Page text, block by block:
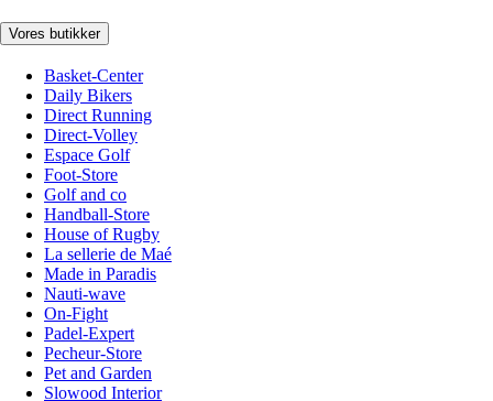
Vores butikker
Basket-Center
Daily Bikers
Direct Running
Direct-Volley
Espace Golf
Foot-Store
Golf and co
Handball-Store
House of Rugby
La sellerie de Maé
Made in Paradis
Nauti-wave
On-Fight
Padel-Expert
Pecheur-Store
Pet and Garden
Slowood Interior